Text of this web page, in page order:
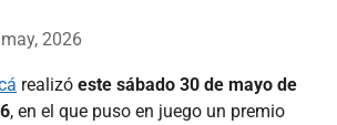
2026
realizó este sábado 30 de mayo de
, en el que puso en juego un premio